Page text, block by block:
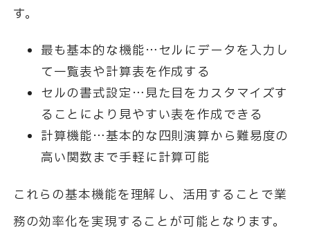
す。
最も基本的な機能…セルにデータを入力し
て一覧表や計算表を作成する
セルの書式設定…見た目をカスタマイズす
ることにより見やすい表を作成できる
計算機能…基本的な四則演算から難易度の
高い関数まで手軽に計算可能
これらの基本機能を理解し、活用することで業
務の効率化を実現することが可能となります。